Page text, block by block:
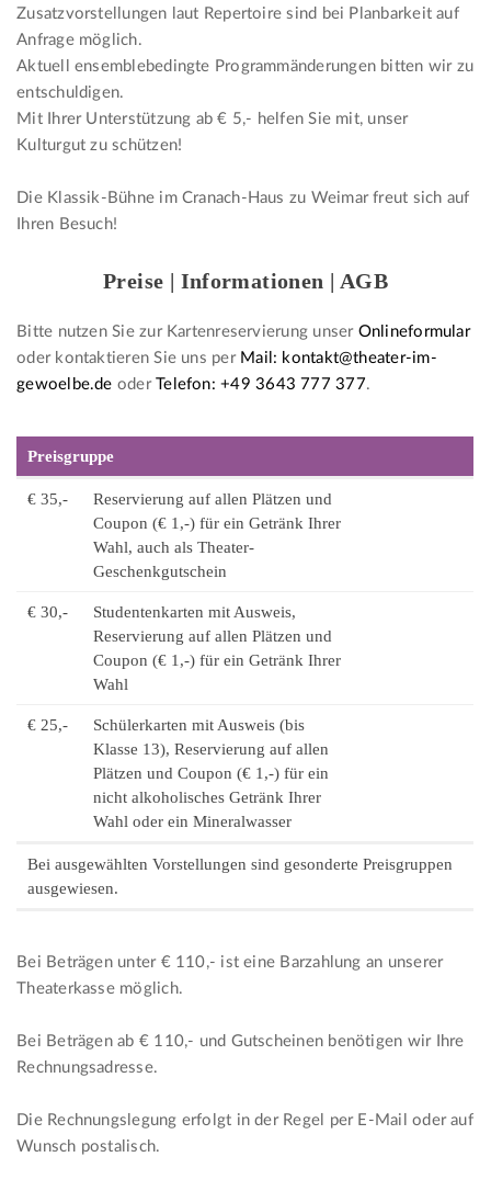
Zusatzvorstellungen laut Repertoire sind bei Planbarkeit auf
Anfrage möglich.
Aktuell ensemblebedingte Programmänderungen bitten wir zu
entschuldigen.
Mit Ihrer Unterstützung ab € 5,- helfen Sie mit, unser
Kulturgut zu schützen!
Die Klassik-Bühne im Cranach-Haus zu Weimar freut sich auf
Ihren Besuch!
Preise | Informationen | AGB
Bitte nutzen Sie zur Kartenreservierung unser Onlineformular
oder kontaktieren Sie uns per Mail: kontakt@theater-im-
gewoelbe.de oderTelefon: +49 3643 777 377.
Preisgruppe
€ 35,-
Reservierung auf allen Plätzen und
Coupon (€ 1,-) für ein Getränk Ihrer
Wahl, auch als Theater-
Geschenkgutschein
€ 30,-
Studentenkarten mit Ausweis,
Reservierung auf allen Plätzen und
Coupon (€ 1,-) für ein Getränk Ihrer
Wahl
€ 25,-
Schülerkarten mit Ausweis (bis
Klasse 13), Reservierung auf allen
Plätzen und Coupon (€ 1,-) für ein
nicht alkoholisches Getränk Ihrer
Wahl oder ein Mineralwasser
Bei ausgewählten Vorstellungen sind gesonderte Preisgruppen
ausgewiesen.
Bei Beträgen unter € 110,- ist eine Barzahlung an unserer
Theaterkasse möglich.
Bei Beträgen ab € 110,- und Gutscheinen benötigen wir Ihre
Rechnungsadresse.
Die Rechnungslegung erfolgt in der Regel per E-Mail oder auf
Wunsch postalisch.